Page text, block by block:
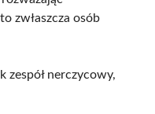
zwłaszcza osób
zespół nerczycowy,